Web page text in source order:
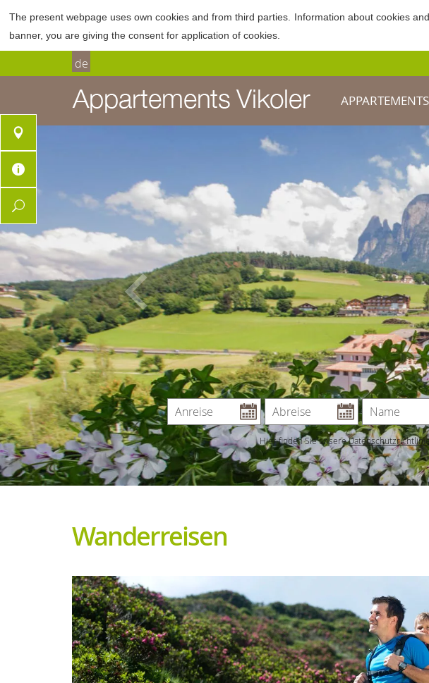
The present webpage uses own cookies and from third parties. Information about cookies
banner, you are giving the consent for application of cookies.
de
Hier finden Sie unsere
Wanderreisen